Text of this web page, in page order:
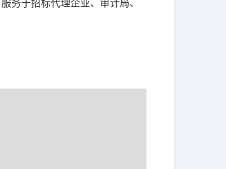
务于招标代理企业、审计局、